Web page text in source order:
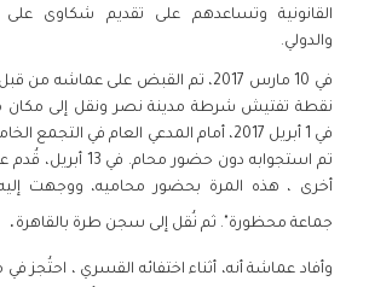
القانونية وتساعدهم على تقديم شكاوى على
والدولي.
في 10 مارس 2017، تم القبض على
نقطة تفتيش شرطة مدينة نصر ونقل إلى
في 1 أبريل 2017، أمام المدعي العام في
تم استجوابه دون حضور
أخرى ، هذه المرة بحضور محاميه، ووجهت إليه
جماعة محظورة". ثم نُقل إلى سجن طرة بالقاهرة .
وأفاد عماشة أنه، أثناء اختفائه القسري ، احتُجز